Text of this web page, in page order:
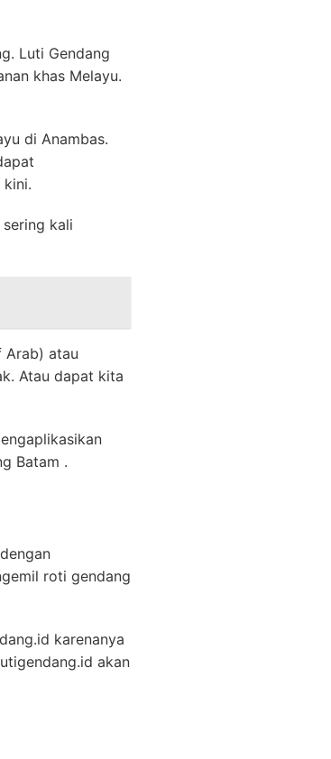
Luti Gendang
khas Melayu.
di Anambas.
kini.
kali
Arab) atau
Atau dapat kita
Batam .
roti gendang
karenanya
akan